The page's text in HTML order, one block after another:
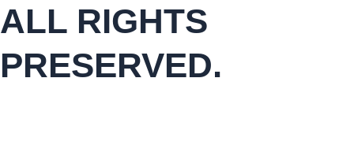
ALL RIGHTS
PRESERVED.